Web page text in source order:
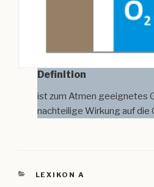
Definition
ist zum Atmen geeignetes
nachteilige Wirkung auf die
KATEGORIEN
LEXIKON A